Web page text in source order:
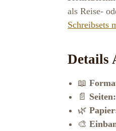
als Reise-
Schreibsets
Details
📖
📄 Seiten:
🌿
🎨